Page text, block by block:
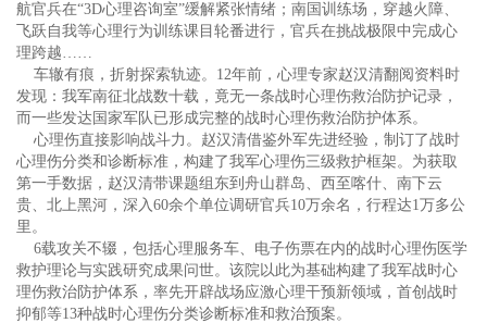
航官兵在“3D心理咨询室”缓解紧张情绪；南国训练场，穿越火障、
飞跃自我等心理行为训练课目轮番进行，官兵在挑战极限中完成心
理跨越……
车辙有痕，折射探索轨迹。12年前，心理专家赵汉清翻阅资料时
发现：我军南征北战数十载，竟无一条战时心理伤救治防护记录，
而一些发达国家军队已形成完整的战时心理伤救治防护体系。
心理伤直接影响战斗力。赵汉清借鉴外军先进经验，制订了战时
心理伤分类和诊断标准，构建了我军心理伤三级救护框架。为获取
第一手数据，赵汉清带课题组东到舟山群岛、西至喀什、南下云
贵、北上黑河，深入60余个单位调研官兵10万余名，行程达1万多公
里。
6载攻关不辍，包括心理服务车、电子伤票在内的战时心理伤医学
救护理论与实践研究成果问世。该院以此为基础构建了我军战时心
理伤救治防护体系，率先开辟战场应激心理干预新领域，首创战时
抑郁等13种战时心理伤分类诊断标准和救治预案。